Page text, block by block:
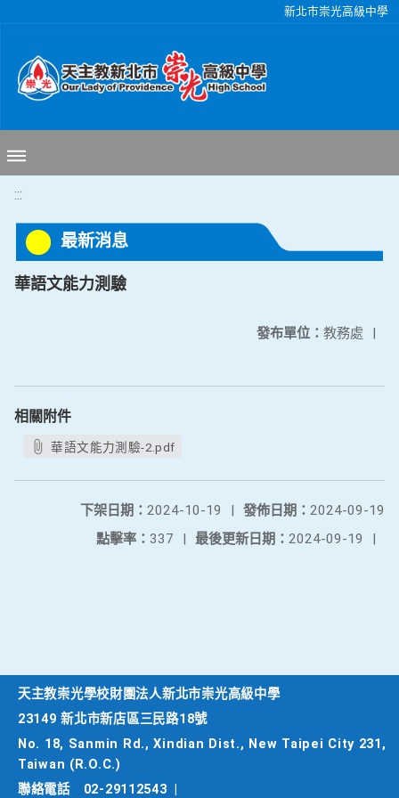
新北市崇光高級中學
:::
最新消息
華語文能力測驗
發布單位： 教務處 |
相關附件
華語文能力測驗-2.pdf
發佈日期： 2024-09-19
下架日期： 2024-10-19
|
最後更新日期： 2024-09-19 |
點擊率： 337 |
天主教崇光學校財團法人新北市崇光高級中學
23149 新北市新店區三民路18號
No. 18, Sanmin Rd., Xindian Dist., New Taipei City 231,
Taiwan (R.O.C.)
聯絡電話
02-29112543